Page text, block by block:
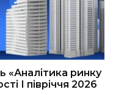
«Аналітика ринку
І півріччя 2026